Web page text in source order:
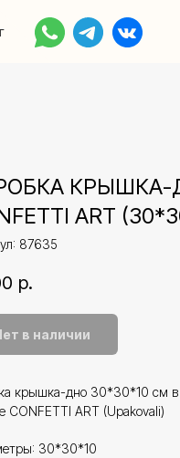
+7 (495)
КРЫШКА-
ART
87635
р.
в наличии
крышка-дно 30*30*10 см в
CONFETTI ART (Upakovali)
30*30*10